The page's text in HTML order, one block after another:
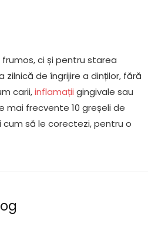
ci și pentru starea
de îngrijire a dinților, fără
carii,inflamații gingivale sau
frecvente 10 greșeli de
să le corectezi, pentru o